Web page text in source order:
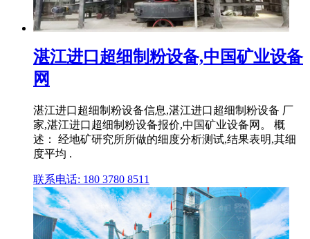
湛江进口超细制粉设备,中国矿业设备
网
湛江进口超细制粉设备信息,湛江进口超细制粉设备 厂
家,湛江进口超细制粉设备报价,中国矿业设备网。 概
述： 经地矿研究所所做的细度分析测试,结果表明,其细
度平均 .
联系电话: 180 3780 8511